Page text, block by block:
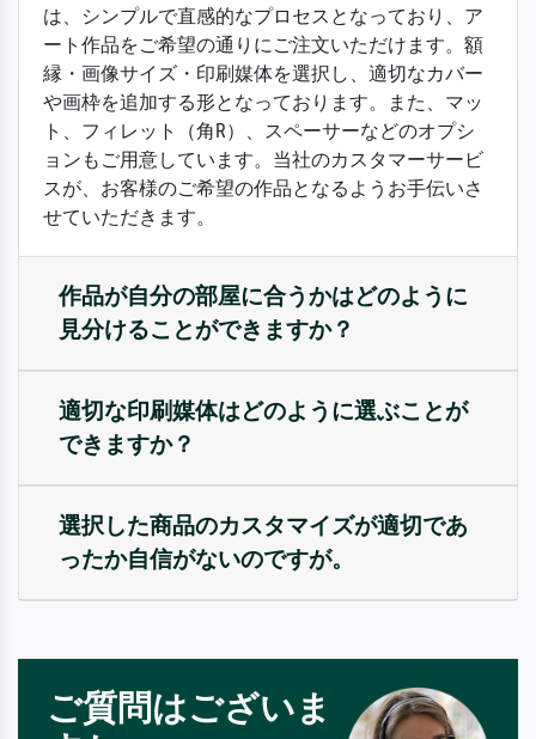
は、シンプルで直感的なプロセスとなっており、ア
ート作品をご希望の通りにご注文いただけます。額
縁・画像サイズ・印刷媒体を選択し、適切なカバー
や画枠を追加する形となっております。また、マッ
ト、フィレット（角R）、スペーサーなどのオプシ
ョンもご用意しています。当社のカスタマーサービ
スが、お客様のご希望の作品となるようお手伝いさ
せていただきます。
作品が自分の部屋に合うかはどのように
見分けることができますか？
適切な印刷媒体はどのように選ぶことが
できますか？
選択した商品のカスタマイズが適切であ
ったか自信がないのですが。
ご質問はございま